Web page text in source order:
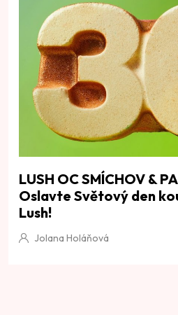
LUSH OC SMÍCHOV &
Oslavte Světový den
Lush!
Jolana Holáňová